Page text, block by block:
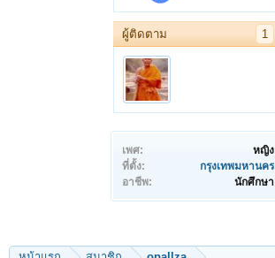
ผู้ติดตาม 1
เพศ:
หญิง
ที่ตั้ง:
กรุงเทพมหานคร
อาชีพ:
นักศึกษา